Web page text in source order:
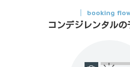
booking
コンデジレンタル